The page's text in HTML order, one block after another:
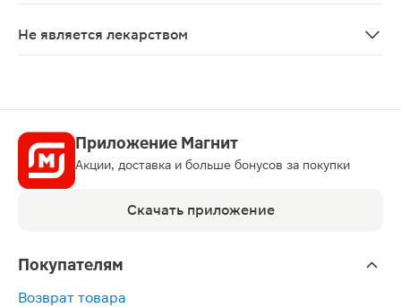
Не является лекарством
Приложение Магнит
Акции, доставка и больше бонусов за покупки
Скачать приложение
Покупателям
Возврат товара